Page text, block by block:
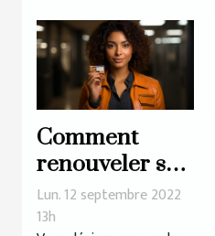
Comment
renouveler son
permis de
conduire ?
Lun. 12 septembre 2022
13h